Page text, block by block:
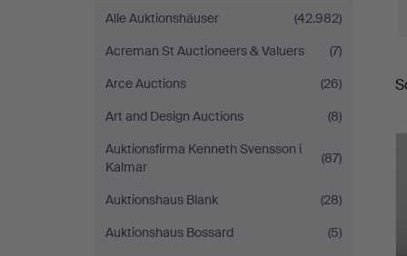
Alle Auktionshäuser
(42.982)
Acreman St Auctioneers & Valuers
(7)
Arce Auctions
(26)
Art and Design Auctions
(8)
Auktionsfirma Kenneth Svensson i
Kalmar
(87)
Auktionshaus Blank
(28)
Auktionshaus Bossard
(5)